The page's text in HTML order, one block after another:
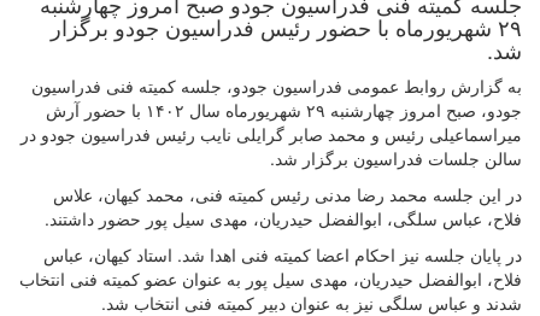
۲۹ شهریورماه با حضور رئیس فدراسیون جودو برگزار
شد.
به گزارش روابط عمومی فدراسیون جودو، جلسه کمیته فنی فدراسیون
جودو، صبح امروز چهارشنبه ۲۹ شهریورماه سال ۱۴۰۲ با حضور آرش
میراسماعیلی رئیس و محمد صابر گرایلی نایب رئیس فدراسیون جودو در
سالن جلسات فدراسیون برگزار شد.
در این جلسه محمد رضا مدنی رئیس کمیته فنی، محمد کیهان، علاس
فلاح، عباس سلگی، ابوالفضل حیدریان، مهدی سیل پور حضور داشتند.
در پایان جلسه نیز احکام اعضا کمیته فنی اهدا شد. استاد کیهان، عباس
فلاح، ابوالفضل حیدریان، مهدی سیل پور به عنوان عضو کمیته فنی انتخاب
شدند و عباس سلگی نیز به عنوان دبیر کمیته فنی انتخاب شد.